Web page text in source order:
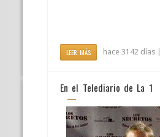
LEER MÁS hace 3142 días |
En el Telediario de La 1